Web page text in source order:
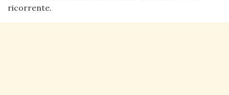
ricorrente.